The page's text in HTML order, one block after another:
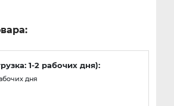
1-2 рабочих дня):
дня